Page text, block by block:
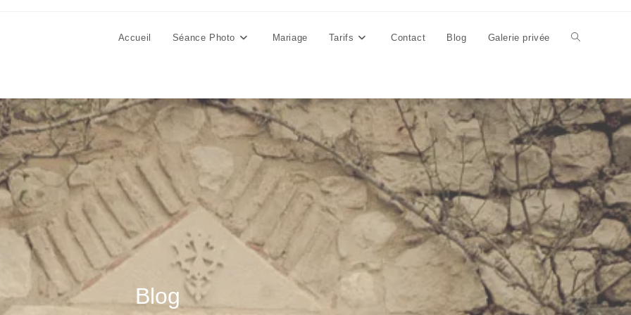
Accueil Séance Photo Mariage Tarifs Contact Blog Galerie privée Toggle
search
Blog